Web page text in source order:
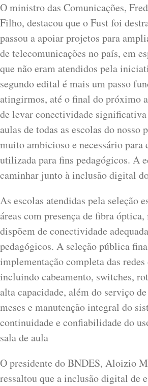
O ministro das Comunicações,
Filho, destacou que o Fust foi
passou a apoiar projetos para
de telecomunicações no país, em
que não eram atendidos pela
segundo edital é mais um passo
atingirmos, até o final do próximo
de levar conectividade significativa
aulas de todas as escolas do nosso
muito ambicioso e necessário para
utilizada para fins pedagógicos. A
caminhar junto à inclusão digital
As escolas atendidas pela seleção
áreas com presença de fibra
dispõem de conectividade
pedagógicos. A seleção pública
implementação completa das
incluindo cabeamento, switches,
alta capacidade, além do serviço
meses e manutenção integral do
continuidade e confiabilidade do
sala de aula
O presidente do BNDES, Aloizio
ressaltou que a inclusão digital de